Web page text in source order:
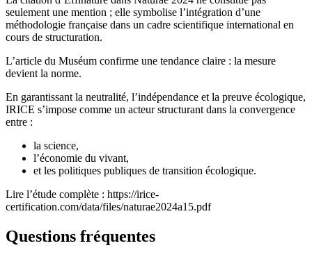
seulement une mention ; elle symbolise l’intégration d’une
méthodologie française dans un cadre scientifique international en
cours de structuration.
L’article du Muséum confirme une tendance claire : la mesure
devient la norme.
En garantissant la neutralité, l’indépendance et la preuve écologique,
IRICE s’impose comme un acteur structurant dans la convergence
entre :
la science,
l’économie du vivant,
et les politiques publiques de transition écologique.
Lire l’étude complète : https://irice-
certification.com/data/files/naturae2024a15.pdf
Questions fréquentes